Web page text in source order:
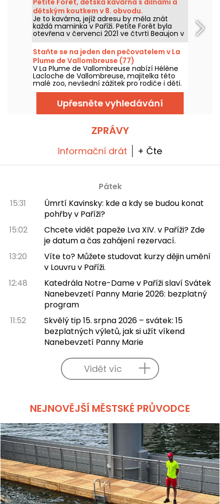
dětmi s přírodou všude kolem.
dětským koutkem v 8. obvodu.
Je to kavárna, jejíž adresu by měla znát
každá maminka v Paříži. Petite Forêt byla
otevřena v červenci 2021 ve čtvrti Beaujon v
8. obvodu a nabízí rodinný prostor s
kavárnou, dílnami a malým dětským
koutkem.
Staňte se na jeden den pečovatelem v La
Plume de Vallombreuse (77)
V La Plume de Vallombreuse nabízí Hélène
Lacloche de Vallombreuse, majitelka této
malé zoo, nevšední zážitek pro rodiče i děti.
Na jeden den se můžete stát ošetřovatelem
zvířat mezi papoušky.
Upřesněte vyhledávání
ZPRÁVY
Informační drát + Čte
Pátek
15:31
Úmrtí Kavinsky: kde a kdy se budou konat
pohřby v Paříži?
15:02
Chcete vidět papeže Lva XIV. v Paříži? Zde
je datum a čas zahájení rezervací.
13:20
Víte to? Můžete studovat kurzy dějin umění
v Louvru v Paříži.
12:48
Katedrála Notre-Dame v Paříži slaví Svátek
Nanebevzetí Panny Marie 2026: bezplatný
program
11:52
Skvělý tip 15. srpna 2026 – svátek: 15
bezplatných výletů, jak si užít víkend
Nanebevzetí Panny Marie
Vidět víc
NEJNOVĚJŠÍ MĚSTSKÉ PRŮVODCE